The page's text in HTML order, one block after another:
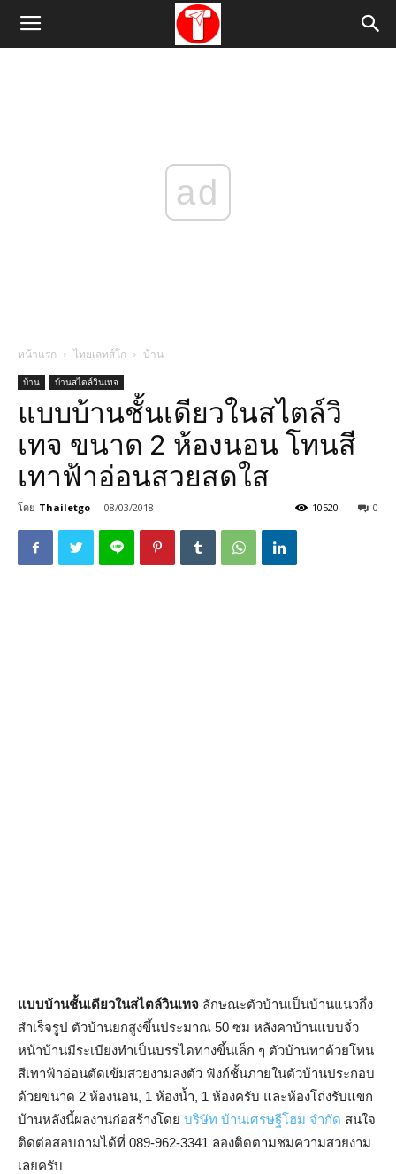
ad
หน้าแรก ไทยเลทส์โก บ้าน
บ้าน บ้านสไตล์วินเทจ
แบบบ้านชั้นเดียวในสไตล์วิ
เทจ ขนาด 2 ห้องนอน โทนสี
เทาฟ้าอ่อนสวยสดใส
โดย Thailetgo - 08/03/2018 0
10520
แบบบ้านชั้นเดียวในสไตล์วินเทจ ลักษณะตัวบ้านเป็นบ้านแนวกึ่ง
สำเร็จรูป ตัวบ้านยกสูงขึ้นประมาณ 50 ซม หลังคาบ้านแบบจั่ว
หน้าบ้านมีระเบียงทำเป็นบรรไดทางขึ้นเล็ก ๆ ตัวบ้านทาด้วยโทน
สีเทาฟ้าอ่อนตัดเข้มสวยงามลงตัว ฟังก์ชั้นภายในตัวบ้านประกอบ
ด้วยขนาด 2 ห้องนอน, 1 ห้องน้ำ, 1 ห้องครับ และห้องโถ่งรับแขก
บ้านหลังนี้ผลงานก่อสร้างโดย บริษัท บ้านเศรษฐีโฮม จำกัด สนใจ
ติดต่อสอบถามได้ที่ 089-962-3341 ลองติดตามชมความสวยงาม
เลยครับ